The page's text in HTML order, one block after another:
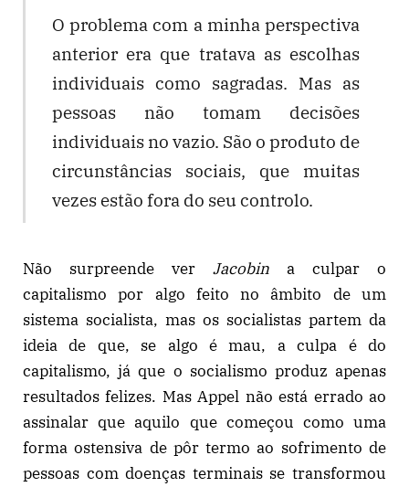
O problema com a minha perspectiva
anterior era que tratava as escolhas
individuais como sagradas. Mas as
pessoas não tomam decisões
individuais no vazio. São o produto de
circunstâncias sociais, que muitas
vezes estão fora do seu controlo.
Não surpreende ver Jacobin a culpar o
capitalismo por algo feito no âmbito de um
sistema socialista, mas os socialistas partem da
ideia de que, se algo é mau, a culpa é do
capitalismo, já que o socialismo produz apenas
resultados felizes. Mas Appel não está errado ao
assinalar que aquilo que começou como uma
forma ostensiva de pôr termo ao sofrimento de
pessoas com doenças terminais se transformou